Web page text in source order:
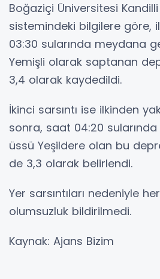
Boğaziçi Üniversitesi
sistemindeki bilgilere göre,
03:30 sularında meydana
Yemişli olarak saptanan
3,4 olarak kaydedildi.
İkinci sarsıntı ise ilkinden
sonra, saat 04:20 sularında
üssü Yeşildere olan bu
de 3,3 olarak belirlendi.
Yer sarsıntıları nedeniyle
olumsuzluk bildirilmedi.
Kaynak: Ajans Bizim